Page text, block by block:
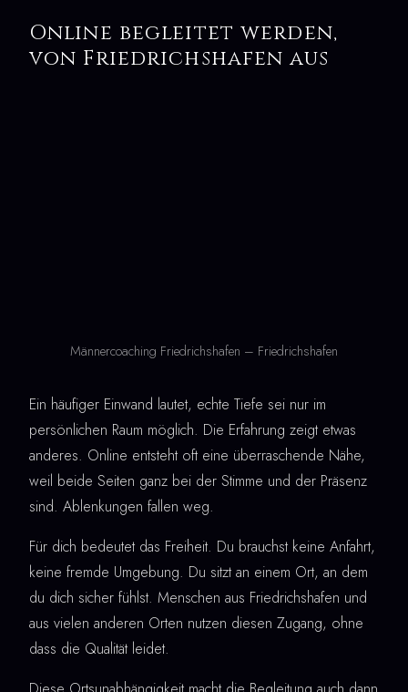
Online begleitet werden,
von Friedrichshafen aus
Männercoaching Friedrichshafen – Friedrichshafen
Ein häufiger Einwand lautet, echte Tiefe sei nur im
persönlichen Raum möglich. Die Erfahrung zeigt etwas
anderes. Online entsteht oft eine überraschende Nähe,
weil beide Seiten ganz bei der Stimme und der Präsenz
sind. Ablenkungen fallen weg.
Für dich bedeutet das Freiheit. Du brauchst keine Anfahrt,
keine fremde Umgebung. Du sitzt an einem Ort, an dem
du dich sicher fühlst. Menschen aus Friedrichshafen und
aus vielen anderen Orten nutzen diesen Zugang, ohne
dass die Qualität leidet.